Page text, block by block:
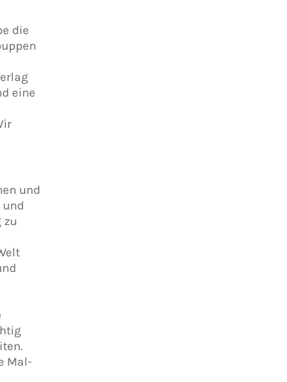
die
eine
und
und
zu
Mal-